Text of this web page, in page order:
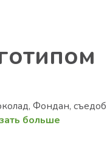
Фондан,
больше